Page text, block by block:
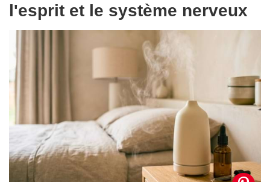
l'esprit et le système nerveux